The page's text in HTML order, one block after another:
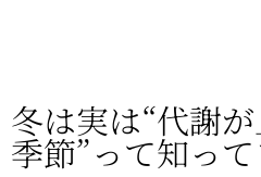
冬は実は“代謝
季節”って知っ